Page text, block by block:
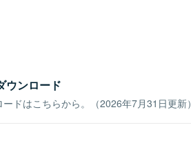
ウンロード
ドはこちらから。（2026年7月31日更新）